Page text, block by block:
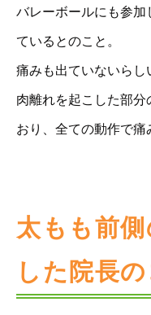
バレーボールにも参加
ているとのこと。
痛みも出ていないらし
肉離れを起こした部
おり、全ての動作で痛
太もも前
した院長